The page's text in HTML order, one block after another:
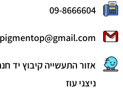
09-8666604
pigmentop@gmail.com
אזור התעשייה קיבוץ יד
ניצני עוז